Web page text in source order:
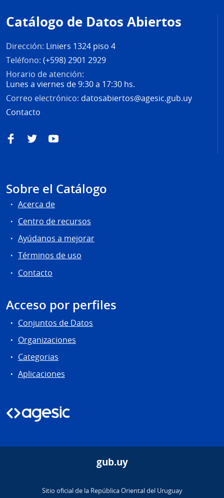
de
página
Catálogo de Datos Abiertos
Dirección: Liniers 1324 piso 4
Teléfono: (+598) 2901 2929
Horario de atención:
Lunes a viernes de 9:30 a 17:30 hs.
Correo electrónico: datosabiertos@agesic.gub.uy
Contacto
FacebookTwitterYouTube
Sobre el Catálogo
Acerca de
Centro de recursos
Ayúdanos a mejorar
Términos de uso
Contacto
Acceso por perfiles
Conjuntos de Datos
Organizaciones
Categorias
Aplicaciones
gub.uy
Sitio oficial de la República Oriental del Uruguay